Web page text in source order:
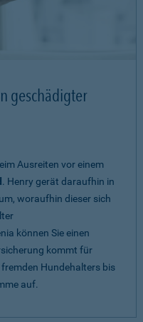
geschädigter
Ausreiten vor einem
. Henry gerät daraufhin in
woraufhin dieser sich
können Sie einen
kommt für
Hundehalters bis
auf.